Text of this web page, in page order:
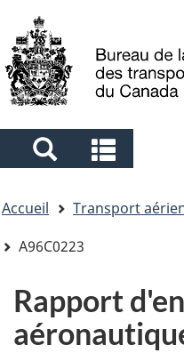
Sélection
de
la
langue
Search
and
menus
and
menus
êtes
ici
Accueil Transport
A96C0223
Rapport